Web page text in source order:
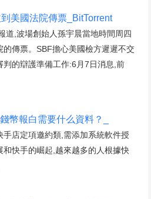
美國法院傳票_BitTorrent
,波場創始人孫宇晨當地時間周四
傳票。SBF擔心美國檢方遲遲不交
判的辯護準備工作:6月7日消息,前
幣報白需要什么資料？_
店定項邀約類,需添加系統軟件授
快手的崛起,越來越多的人根據快